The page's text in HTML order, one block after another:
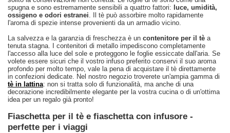
spugna e sono estremamente sensibili a quattro fattori: luce, umidità,
ossigeno e odori estranei. Il tè può assorbire molto rapidamente
l'aroma di spezie intense provenienti da un armadio vicino.
La salvezza e la garanzia di freschezza è un contenitore per il tè a
tenuta stagna. I contenitori di metallo impediscono completamente
l'accesso alla luce del sole e proteggono le foglie essiccate dall'aria. Se
volete essere sicuri che il vostro infuso preferito conservi il suo aroma
profondo per molto tempo, vale la pena di acquistare il tè direttamente
in confezioni dedicate. Nel nostro negozio troverete un'ampia gamma di
tè in lattina: non si tratta solo di funzionalità, ma anche di una
decorazione incredibilmente elegante per la vostra cucina o di un'ottima
idea per un regalo già pronto!
Fiaschetta per il tè e fiaschetta con infusore -
perfette per i viaggi